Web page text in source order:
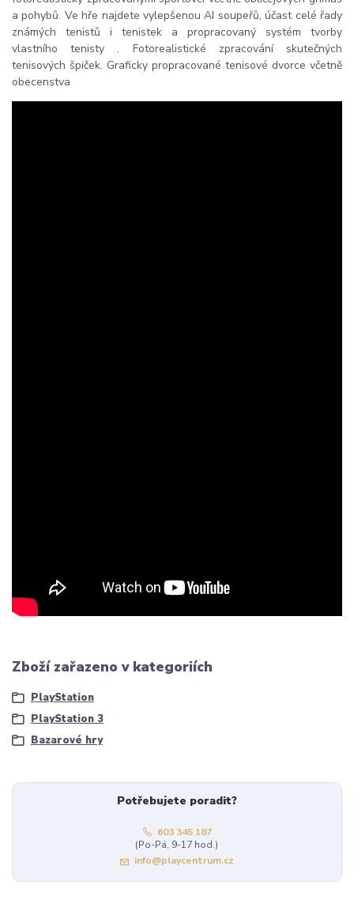
a pohybů. Ve hře najdete vylepšenou AI soupeřů, účast celé řady
známých tenistů i tenistek a propracovaný systém tvorby
vlastního tenisty . Fotorealistické zpracování skutečných
tenisových špiček. Graficky propracované tenisové dvorce včetně
obecenstva
Zboží zařazeno v kategoriích
PlayStation
PlayStation 3
Bazarové hry
Potřebujete poradit?
603 345 187
(Po-Pá, 9-17 hod.)
info@playcentrum.cz